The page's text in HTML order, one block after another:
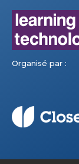
Organisé par :